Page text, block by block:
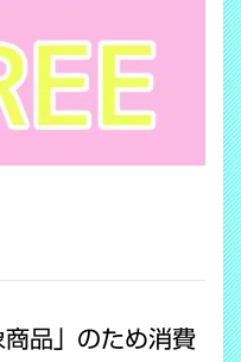
品」のため消費